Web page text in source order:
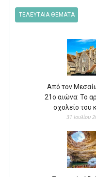
ΤΕΛΕΥΤΑΙΑ ΘΕΜΑΤΑ
Από τον
21ο αιώνα: Το
σχολείο του
31 Ιουλίου